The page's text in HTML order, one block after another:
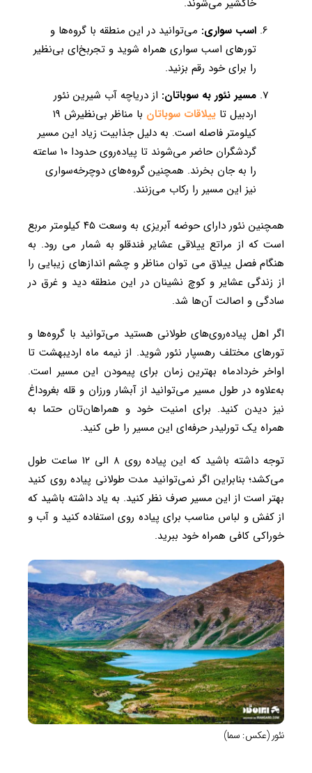
خاکشیر می‌شوند.
اسب سواری: می‌توانید در این منطقه با گروه‌ها و
تورهای اسب سواری همراه شوید و تجربخ‌ای بی‌نظیر
را برای خود رقم بزنید.
مسیر نئور به سوباتان: از دریاچه آب شیرین نئور
اردبیل تا ییلاقات سوباتان
با مناظر بی‌نظیرش ۱۹
کیلومتر فاصله است. به دلیل جذابیت زیاد این مسیر
گردشگران حاضر می‌شوند تا پیاده‌روی حدودا ۱۰ ساعته
را به جان بخرند. همچنین گروه‌های دوچرخه‌سواری
نیز این مسیر را رکاب می‌زنند.
همچنین نئور دارای حوضه آبریزی به وسعت ۴۵ کیلومتر مربع
است که از مراتع ییلاقی عشایر فندقلو به شمار می رود. به
هنگام فصل ییلاق می توان مناظر و چشم اندازهای زیبایی را
از زندگی عشایر و کوچ نشینان در این منطقه دید و غرق در
سادگی و اصالت آن‌ها شد.
اگر اهل پیاده‌روی‌های طولانی هستید می‌توانید با گروه‌ها و
تورهای مختلف رهسپار نئور شوید. از نیمه ماه اردیبهشت تا
اواخر خردادماه بهترین زمان برای پیمودن این مسیر است.
به‌علاوه در طول مسیر می‌توانید از آبشار ورزان و قله بغروداغ
نیز دیدن کنید. برای امنیت خود و همراهان‌تان حتما به
همراه یک تورلیدر حرفه‌ای این مسیر را طی کنید.
توجه داشته باشید که این پیاده روی ۸ الی ۱۲ ساعت طول
می‌کشد؛ بنابراین اگر نمی‌توانید مدت طولانی پیاده روی کنید
بهتر است از این مسیر صرف نظر کنید. به یاد داشته باشید که
از کفش و لباس مناسب برای پیاده روی استفاده کنید و آب و
خوراکی کافی همراه خود ببرید.
نئور (عکس: سما)